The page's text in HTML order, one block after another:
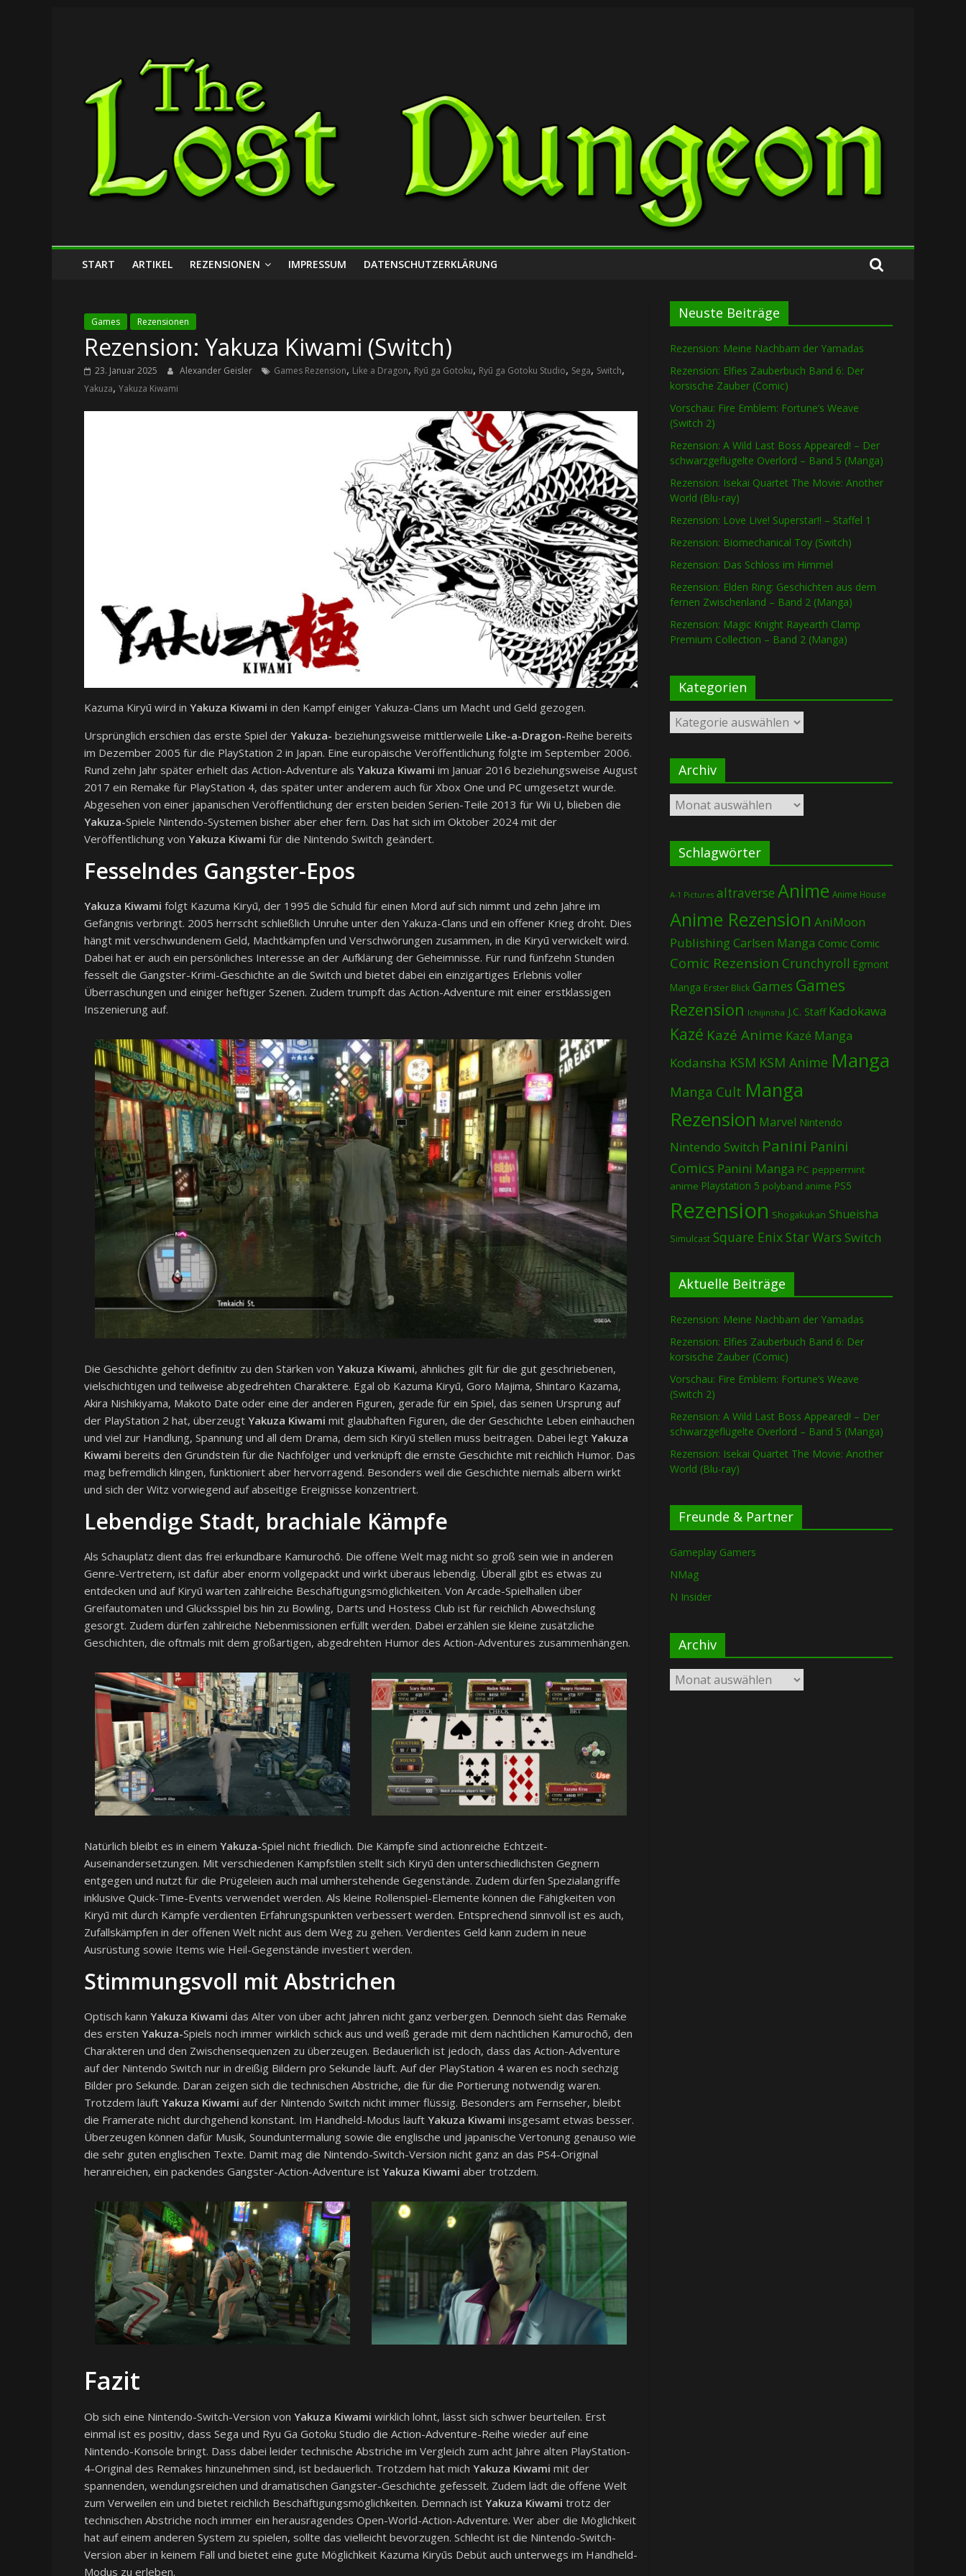
Lost
Dungeon
START ARTIKEL REZENSIONEN IMPRESSUM DATENSCHUTZERKLÄRUNG
Games Rezensionen
Rezension: Yakuza Kiwami (Switch)
23. Januar 2025 Alexander Geisler Games Rezension, Like a Dragon, Ryū ga Gotoku, Ryū ga Gotoku Studio, Sega, Switch,
Yakuza, Yakuza Kiwami
Kazuma Kiryū wird in Yakuza Kiwami in den Kampf einiger Yakuza-Clans um Macht und Geld gezogen.
Ursprünglich erschien das erste Spiel der Yakuza- beziehungsweise mittlerweile Like-a-Dragon-Reihe bereits
im Dezember 2005 für die PlayStation 2 in Japan. Eine europäische Veröffentlichung folgte im September 2006.
Rund zehn Jahr später erhielt das Action-Adventure als Yakuza Kiwami im Januar 2016 beziehungsweise August
2017 ein Remake für PlayStation 4, das später unter anderem auch für Xbox One und PC umgesetzt wurde.
Abgesehen von einer japanischen Veröffentlichung der ersten beiden Serien-Teile 2013 für Wii U, blieben die
Yakuza-Spiele Nintendo-Systemen bisher aber eher fern. Das hat sich im Oktober 2024 mit der
Veröffentlichung von Yakuza Kiwami für die Nintendo Switch geändert.
Fesselndes Gangster-Epos
Yakuza Kiwami folgt Kazuma Kiryū, der 1995 die Schuld für einen Mord auf sich nimmt und zehn Jahre im
Gefängnis verbringt. 2005 herrscht schließlich Unruhe unter den Yakuza-Clans und ein offener Krieg droht. Dies
hängt mit verschwundenem Geld, Machtkämpfen und Verschwörungen zusammen, in die Kiryū verwickelt wird.
Dabei hat er auch ein persönliches Interesse an der Aufklärung der Geheimnisse. Für rund fünfzehn Stunden
fesselt die Gangster-Krimi-Geschichte an die Switch und bietet dabei ein einzigartiges Erlebnis voller
Überraschungen und einiger heftiger Szenen. Zudem trumpft das Action-Adventure mit einer erstklassigen
Inszenierung auf.
Die Geschichte gehört definitiv zu den Stärken von Yakuza Kiwami, ähnliches gilt für die gut geschriebenen,
vielschichtigen und teilweise abgedrehten Charaktere. Egal ob Kazuma Kiryū, Goro Majima, Shintaro Kazama,
Akira Nishikiyama, Makoto Date oder eine der anderen Figuren, gerade für ein Spiel, das seinen Ursprung auf
der PlayStation 2 hat, überzeugt Yakuza Kiwami mit glaubhaften Figuren, die der Geschichte Leben einhauchen
und viel zur Handlung, Spannung und all dem Drama, dem sich Kiryū stellen muss beitragen. Dabei legt Yakuza
Kiwami bereits den Grundstein für die Nachfolger und verknüpft die ernste Geschichte mit reichlich Humor. Das
mag befremdlich klingen, funktioniert aber hervorragend. Besonders weil die Geschichte niemals albern wirkt
und sich der Witz vorwiegend auf abseitige Ereignisse konzentriert.
Lebendige Stadt, brachiale Kämpfe
Als Schauplatz dient das frei erkundbare Kamurochō. Die offene Welt mag nicht so groß sein wie in anderen
Genre-Vertretern, ist dafür aber enorm vollgepackt und wirkt überaus lebendig. Überall gibt es etwas zu
entdecken und auf Kiryū warten zahlreiche Beschäftigungsmöglichkeiten. Von Arcade-Spielhallen über
Greifautomaten und Glücksspiel bis hin zu Bowling, Darts und Hostess Club ist für reichlich Abwechslung
gesorgt. Zudem dürfen zahlreiche Nebenmissionen erfüllt werden. Dabei erzählen sie kleine zusätzliche
Geschichten, die oftmals mit dem großartigen, abgedrehten Humor des Action-Adventures zusammenhängen.
Natürlich bleibt es in einem Yakuza-Spiel nicht friedlich. Die Kämpfe sind actionreiche Echtzeit-
Auseinandersetzungen. Mit verschiedenen Kampfstilen stellt sich Kiryū den unterschiedlichsten Gegnern
entgegen und nutzt für die Prügeleien auch mal umherstehende Gegenstände. Zudem dürfen Spezialangriffe
inklusive Quick-Time-Events verwendet werden. Als kleine Rollenspiel-Elemente können die Fähigkeiten von
Kiryū mit durch Kämpfe verdienten Erfahrungspunkten verbessert werden. Entsprechend sinnvoll ist es auch,
Zufallskämpfen in der offenen Welt nicht aus dem Weg zu gehen. Verdientes Geld kann zudem in neue
Ausrüstung sowie Items wie Heil-Gegenstände investiert werden.
Stimmungsvoll mit Abstrichen
Optisch kann Yakuza Kiwami das Alter von über acht Jahren nicht ganz verbergen. Dennoch sieht das Remake
des ersten Yakuza-Spiels noch immer wirklich schick aus und weiß gerade mit dem nächtlichen Kamurochō, den
Charakteren und den Zwischensequenzen zu überzeugen. Bedauerlich ist jedoch, dass das Action-Adventure
auf der Nintendo Switch nur in dreißig Bildern pro Sekunde läuft. Auf der PlayStation 4 waren es noch sechzig
Bilder pro Sekunde. Daran zeigen sich die technischen Abstriche, die für die Portierung notwendig waren.
Trotzdem läuft Yakuza Kiwami auf der Nintendo Switch nicht immer flüssig. Besonders am Fernseher, bleibt
die Framerate nicht durchgehend konstant. Im Handheld-Modus läuft Yakuza Kiwami insgesamt etwas besser.
Überzeugen können dafür Musik, Sounduntermalung sowie die englische und japanische Vertonung genauso wie
die sehr guten englischen Texte. Damit mag die Nintendo-Switch-Version nicht ganz an das PS4-Original
heranreichen, ein packendes Gangster-Action-Adventure ist Yakuza Kiwami aber trotzdem.
Fazit
Ob sich eine Nintendo-Switch-Version von Yakuza Kiwami wirklich lohnt, lässt sich schwer beurteilen. Erst
einmal ist es positiv, dass Sega und Ryu Ga Gotoku Studio die Action-Adventure-Reihe wieder auf eine
Nintendo-Konsole bringt. Dass dabei leider technische Abstriche im Vergleich zum acht Jahre alten PlayStation-
4-Original des Remakes hinzunehmen sind, ist bedauerlich. Trotzdem hat mich Yakuza Kiwami mit der
spannenden, wendungsreichen und dramatischen Gangster-Geschichte gefesselt. Zudem lädt die offene Welt
zum Verweilen ein und bietet reichlich Beschäftigungsmöglichkeiten. Demnach ist Yakuza Kiwami trotz der
technischen Abstriche noch immer ein herausragendes Open-World-Action-Adventure. Wer aber die Möglichkeit
hat auf einem anderen System zu spielen, sollte das vielleicht bevorzugen. Schlecht ist die Nintendo-Switch-
Version aber in keinem Fall und bietet eine gute Möglichkeit Kazuma Kiryūs Debüt auch unterwegs im Handheld-
Modus zu erleben.
Neuste Beiträge
Rezension: Meine Nachbarn der Yamadas
Rezension: Elfies Zauberbuch Band 6: Der
korsische Zauber (Comic)
Vorschau: Fire Emblem: Fortune’s Weave
(Switch 2)
Rezension: A Wild Last Boss Appeared! – Der
schwarzgeflügelte Overlord – Band 5 (Manga)
Rezension: Isekai Quartet The Movie: Another
World (Blu-ray)
Rezension: Love Live! Superstar!! – Staffel 1
Rezension: Biomechanical Toy (Switch)
Rezension: Das Schloss im Himmel
Rezension: Elden Ring: Geschichten aus dem
fernen Zwischenland – Band 2 (Manga)
Rezension: Magic Knight Rayearth Clamp
Premium Collection – Band 2 (Manga)
Kategorien
Kategorien
Archiv
Archiv
Schlagwörter
A-1 Pictures altraverse Anime Anime House
Anime Rezension AniMoon
PublishingCarlsen Manga Comic Comic
Comic Rezension Crunchyroll Egmont
Manga Erster Blick Games Games
Rezension Ichijinsha J.C. Staff Kadokawa
Kazé Kazé Anime Kazé Manga
Kodansha KSM KSM Anime Manga
Manga Cult Manga
Rezension Marvel Nintendo
Nintendo Switch Panini Panini
Comics Panini Manga PC peppermint
anime Playstation 5 polyband anime PS5
Rezension Shogakukan Shueisha
Simulcast Square EnixStar Wars Switch
Aktuelle Beiträge
Rezension: Meine Nachbarn der Yamadas
Rezension: Elfies Zauberbuch Band 6: Der
korsische Zauber (Comic)
Vorschau: Fire Emblem: Fortune’s Weave
(Switch 2)
Rezension: A Wild Last Boss Appeared! – Der
schwarzgeflügelte Overlord – Band 5 (Manga)
Rezension: Isekai Quartet The Movie: Another
World (Blu-ray)
Freunde & Partner
Gameplay Gamers
NMag
N Insider
Archiv
Archiv